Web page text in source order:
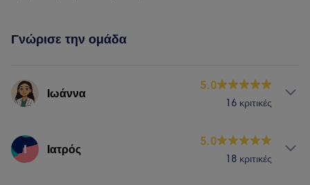
Γνώρισε την ομάδα
Ιωάννα
5.0
16 κριτικές
Υπηρεσίες
Ι Ιατρός
5.0
18 κριτικές